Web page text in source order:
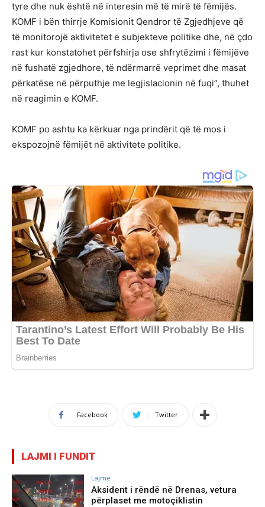
tyre dhe nuk është në interesin më të mirë të fëmijës.
KOMF i bën thirrje Komisionit Qendror të Zgjedhjeve që
të monitorojë aktivitetet e subjekteve politike dhe, në çdo
rast kur konstatohet përfshirja ose shfrytëzimi i fëmijëve
në fushatë zgjedhore, të ndërmarrë veprimet dhe masat
përkatëse në përputhje me legjislacionin në fuqi”, thuhet
në reagimin e KOMF.
KOMF po ashtu ka kërkuar nga prindërit që të mos i
ekspozojnë fëmijët në aktivitete politike.
Facebook Twitter
LAJMI I FUNDIT
Lajme
Aksident i rëndë në Drenas, vetura
përplaset me motoçiklistin